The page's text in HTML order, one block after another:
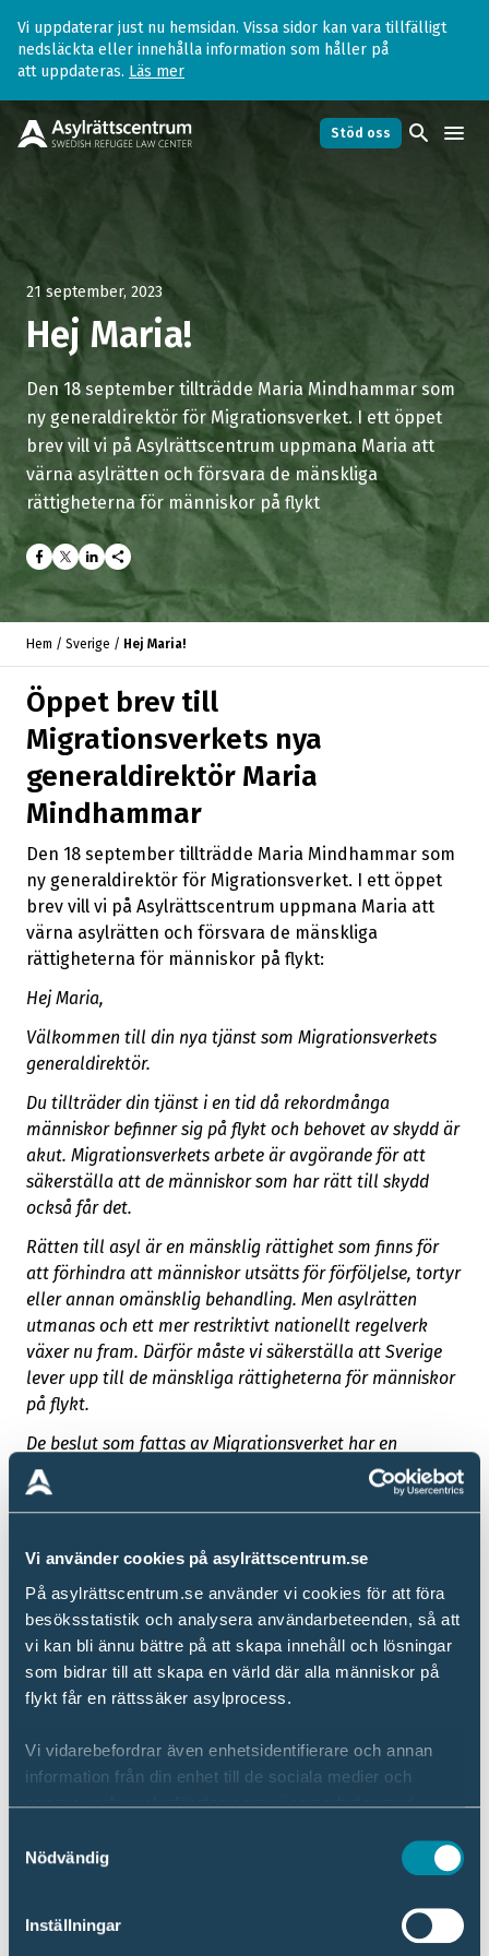
Vi använder cookies på asylrättscentrum.se
På asylrättscentrum.se använder vi cookies för att föra
besöksstatistik och analysera användarbeteenden, så att
vi kan bli ännu bättre på att skapa innehåll och lösningar
som bidrar till att skapa en värld där alla människor på
flykt får en rättssäker asylprocess.
Vi vidarebefordrar även enhetsidentifierare och annan
information från din enhet till de sociala medier och
annons- och analysföretag som vi samarbetar med.
information som du har tillhandahållit eller som de har
Läs mer om hur vi hanterar dina personuppgifter i vår
Nödvändig
Inställningar
Vi uppdaterar just nu hemsidan. Vissa sidor kan vara tillfälligt
nedsläckta eller innehålla information som håller på
att uppdateras. Läs mer
Stöd oss search menu
21 september, 2023
Hej Maria!
Den 18 september tillträdde Maria Mindhammar som
ny generaldirektör för Migrationsverket. I ett öppet
brev vill vi på Asylrättscentrum uppmana Maria att
värna asylrätten och försvara de mänskliga
rättigheterna för människor på flykt
share
Hem / Sverige / Hej Maria!
Öppet brev till
Migrationsverkets nya
generaldirektör Maria
Mindhammar
Den 18 september tillträdde Maria Mindhammar som
ny generaldirektör för Migrationsverket. I ett öppet
brev vill vi på Asylrättscentrum uppmana Maria att
värna asylrätten och försvara de mänskliga
rättigheterna för människor på flykt:
Hej Maria,
Välkommen till din nya tjänst som Migrationsverkets
generaldirektör.
Du tillträder din tjänst i en tid då rekordmånga
människor befinner sig på flykt och behovet av skydd är
akut. Migrationsverkets arbete är avgörande för att
säkerställa att de människor som har rätt till skydd
också får det.
Rätten till asyl är en mänsklig rättighet som finns för
att förhindra att människor utsätts för förföljelse, tortyr
eller annan omänsklig behandling. Men asylrätten
utmanas och ett mer restriktivt nationellt regelverk
växer nu fram. Därför måste vi säkerställa att Sverige
lever upp till de mänskliga rättigheterna för människor
på flykt.
De beslut som fattas av Migrationsverket har en
avgörande betydelse för människors liv och framtid.
Det handlar om människor.
Det handlar om barn.
Vi ser fram emot fortsatt dialog om hur vi tillsammans
kan värna asylrätten och stärka rättssäkerheten för
människor på flykt.
Vänliga hälsningar,
Sverige